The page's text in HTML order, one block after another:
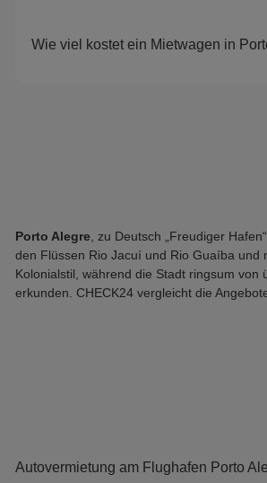
Wie viel kostet ein Mietwagen in
Porto Alegre , zu Deutsch „Freudiger
den Flüssen Rio Jacuí und Rio Guaíba
Kolonialstil, während die Stadt ringsum
erkunden. CHECK24 vergleicht die
Autovermietung am Flughafen Porto